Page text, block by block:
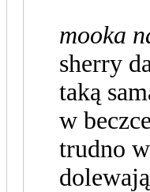
mooka
sherry
taką
w
trudno